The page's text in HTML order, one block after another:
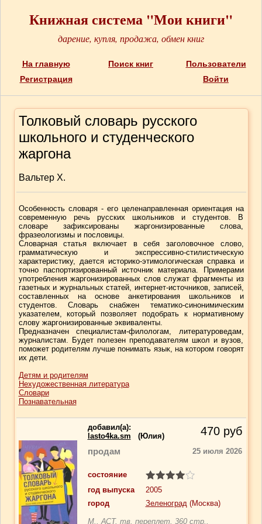
Книжная система "Мои книги"
дарение, купля, продажа, обмен книг
На главную Поиск книг
Пользователи
Регистрация
Войти
Толковый словарь русского
школьного и студенческого
жаргона
Вальтер Х.
Особенность словаря - его целенаправленная ориентация на
современную речь русских школьников и студентов. В
словаре зафиксированы жаргонизированные слова,
фразеологизмы и пословицы.
Словарная статья включает в себя заголовочное слово,
грамматическую и экспрессивно-стилистическую
характеристику, дается историко-этимологическая справка и
точно паспортизированный источник материала. Примерами
употребления жаргонизированных слов служат фрагменты из
газетных и журнальных статей, интернет-источников, записей,
составленных на основе анкетирования школьников и
студентов. Словарь снабжен тематико-синонимическим
указателем, который позволяет подобрать к нормативному
слову жаргонизированные эквиваленты.
Предназначен специалистам-филологам, литературоведам,
журналистам. Будет полезен преподавателям школ и вузов,
поможет родителям лучше понимать язык, на котором говорят
их дети.
Детям и родителям
Нехудожественная литература
Словари
Познавательная
добавил(a):
lasto4ka.sm
(Юлия) 470 руб
продам 25 июля 2026
состояние
год выпуска
2005
город
Зеленоград(Москва)
М., АСТ, тв. переплет, 360 стр.,